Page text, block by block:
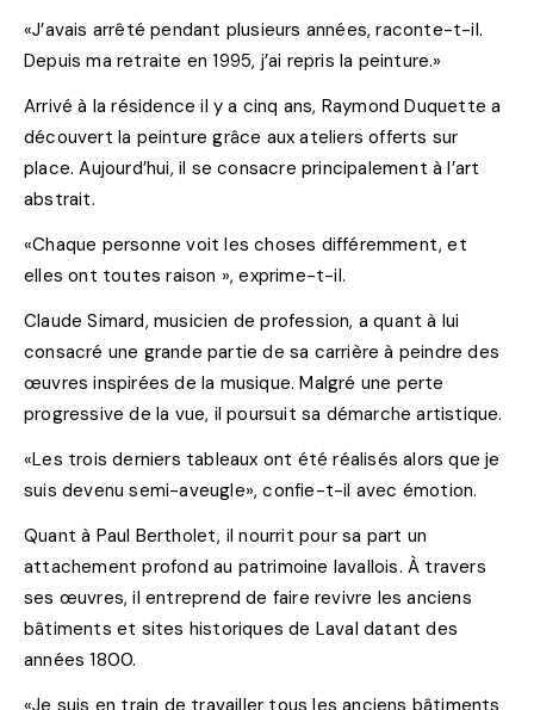
«J’avais arrêté pendant plusieurs années, raconte-t-il.
Depuis ma retraite en 1995, j’ai repris la peinture.»
Arrivé à la résidence il y a cinq ans, Raymond Duquette a
découvert la peinture grâce aux ateliers offerts sur
place. Aujourd’hui, il se consacre principalement à l’art
abstrait.
«Chaque personne voit les choses différemment, et
elles ont toutes raison », exprime-t-il.
Claude Simard, musicien de profession, a quant à lui
consacré une grande partie de sa carrière à peindre des
œuvres inspirées de la musique. Malgré une perte
progressive de la vue, il poursuit sa démarche artistique.
«Les trois derniers tableaux ont été réalisés alors que je
suis devenu semi-aveugle», confie-t-il avec émotion.
Quant à Paul Bertholet, il nourrit pour sa part un
attachement profond au patrimoine lavallois. À travers
ses œuvres, il entreprend de faire revivre les anciens
bâtiments et sites historiques de Laval datant des
années 1800.
«Je suis en train de travailler tous les anciens bâtiments